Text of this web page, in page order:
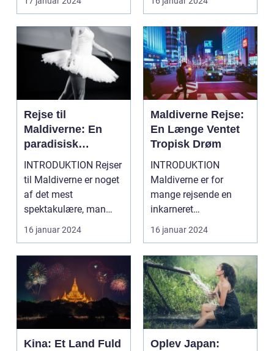
s...
Rejse til
Maldiverne: En
paradisisk
tilbagetrækning
for eventyrlystne
rejsende
INTRODUKTION Rejser
til Maldiverne er noget
af det mest
spektakulære, man
kan opleve. Dette
stykke p...
16 januar 2024
Maldiverne Rejse:
En Længe Ventet
Tropisk Drøm
INTRODUKTION
Maldiverne er for
mange rejsende en
inkarneret
drømmedestination.
Dette ørige beståend...
16 januar 2024
Kina: Et Land Fuld
Oplev Japan: